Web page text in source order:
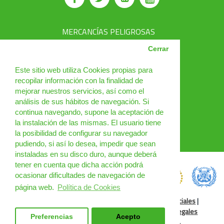
Este sitio web utiliza Cookies propias para
recopilar información con la finalidad de
mejorar nuestros servicios, así como el
análisis de sus hábitos de navegación. Si
continua navegando, supone la aceptación de
la instalación de las mismas. El usuario tiene
la posibilidad de configurar su navegador
pudiendo, si así lo desea, impedir que sean
instaladas en su disco duro, aunque deberá
tener en cuenta que dicha acción podrá
ocasionar dificultades de navegación de
página web. Política de Cookies
Cerrar
Preferencias Acepto
MERCANCÍAS PELIGROSAS
PRODUCTOS
CURSOS
NOTICIAS
¿QUIÉNES SOMOS?
CONTACTO
Redes Sociales|
Condiciones Generales
Cláusulas legales